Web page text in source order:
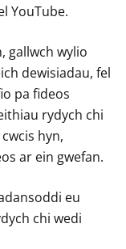
YouTube.
gallwch wylio
dewisiadau, fel
pa fideos
rydych chi
hyn,
ar ein gwefan.
eu
chi wedi